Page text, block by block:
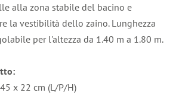
alla zona stabile del bacino e
la vestibilità dello zaino. Lunghezza
per l'altezza da 1.40 m a 1.80 m.
x 22 cm (L/P/H)